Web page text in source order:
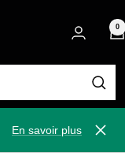
0
En savoir plus